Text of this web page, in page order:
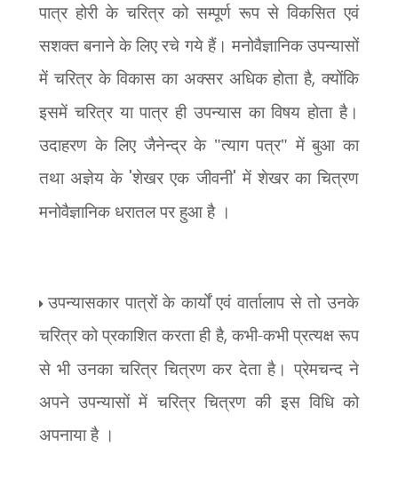
पात्र होरी के चरित्र को सम्पूर्ण रूप से विकसित एवं
सशक्त बनाने के लिए रचे गये हैं। मनोवैज्ञानिक उपन्यासों
में चरित्र के विकास का अक्सर अधिक होता है,क्योंकि
इसमें चरित्र या पात्र ही उपन्यास का विषय होता है।
उदाहरण के लिए जैनेन्द्र के "त्याग पत्र" में बुआ का
तथा अज्ञेय के 'शेखर एक जीवनी' में शेखर का चित्रण
मनोवैज्ञानिक धरातल पर हुआ है ।
उपन्यासकार पात्रों के कार्यों एवं वार्तालाप से तो उनके
चरित्र को प्रकाशित करता ही है, कभी-कभी प्रत्यक्ष रूप
से भी उनका चरित्र चित्रण कर देता है। प्रेमचन्द ने
अपने उपन्यासों में चरित्र चित्रण की इस विधि को
अपनाया है ।